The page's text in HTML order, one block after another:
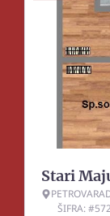
Stari
ŠIFRA: